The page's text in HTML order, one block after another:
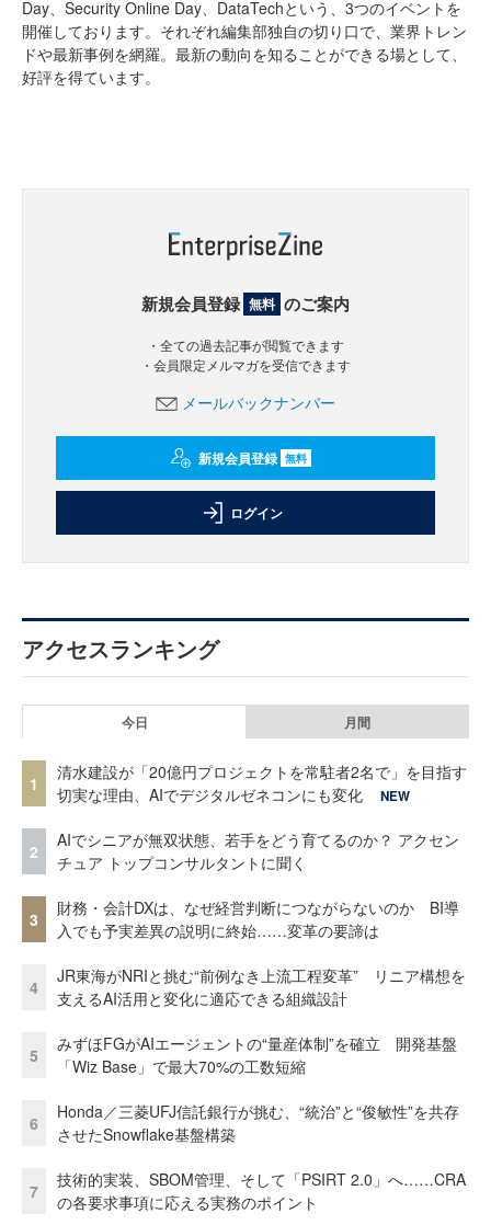
Day、Security Online Day、DataTechという、3つのイベントを
開催しております。それぞれ編集部独自の切り口で、業界トレン
ドや最新事例を網羅。最新の動向を知ることができる場として、
好評を得ています。
新規会員登録 無料 のご案内
・全ての過去記事が閲覧できます
・会員限定メルマガを受信できます
メールバックナンバー
新規会員登録 無料
ログイン
アクセスランキング
今日 月間
1
清水建設が「20億円プロジェクトを常駐者2名で」を目指す
切実な理由、AIでデジタルゼネコンにも変化
NEW
2
AIでシニアが無双状態、若手をどう育てるのか？ アクセン
チュア トップコンサルタントに聞く
3
財務・会計DXは、なぜ経営判断につながらないのか BI導
入でも予実差異の説明に終始……変革の要諦は
4
JR東海がNRIと挑む“前例なき上流工程変革” リニア構想を
支えるAI活用と変化に適応できる組織設計
5
みずほFGがAIエージェントの“量産体制”を確立 開発基盤
「Wiz Base」で最大70%の工数短縮
6
Honda／三菱UFJ信託銀行が挑む、“統治”と“俊敏性”を共存
させたSnowflake基盤構築
7
技術的実装、SBOM管理、そして「PSIRT 2.0」へ……CRA
の各要求事項に応える実務のポイント